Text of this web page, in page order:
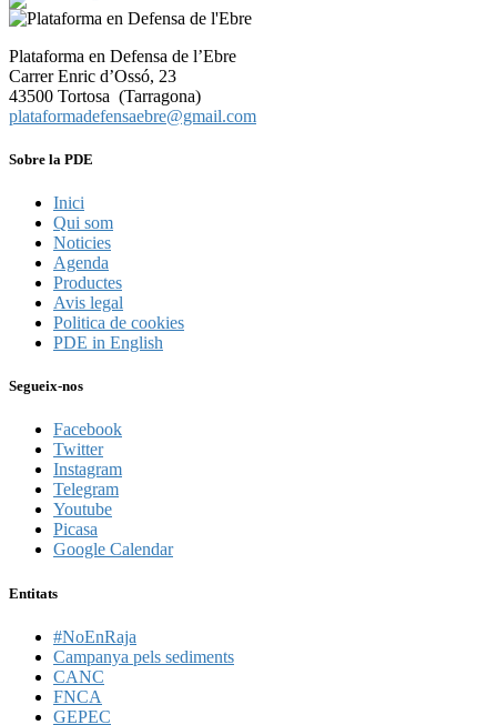
Plataforma en Defensa de l’Ebre
Carrer Enric d’Ossó, 23
43500 Tortosa (Tarragona)
plataformadefensaebre@gmail.com
Sobre la PDE
Inici
Qui som
Noticies
Agenda
Productes
Avis legal
Politica de cookies
PDE in English
Segueix-nos
Facebook
Twitter
Instagram
Telegram
Youtube
Picasa
Google Calendar
Entitats
#NoEnRaja
Campanya pels sediments
CANC
FNCA
GEPEC